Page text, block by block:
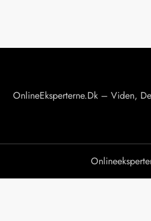
g
i
OnlineEksperterne.dk – Viden,